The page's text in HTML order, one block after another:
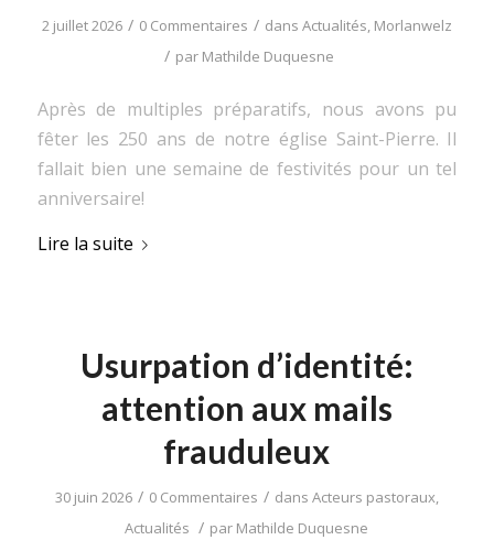
2 juillet 2026 / 0 Commentaires / dans Actualités, Morlanwelz
/ par Mathilde Duquesne
Après de multiples préparatifs, nous avons pu
fêter les 250 ans de notre église Saint-Pierre. Il
fallait bien une semaine de festivités pour un tel
anniversaire!
Lire la suite
Usurpation d’identité:
attention aux mails
frauduleux
30 juin 2026 / 0 Commentaires / dans Acteurs pastoraux,
Actualités / par Mathilde Duquesne